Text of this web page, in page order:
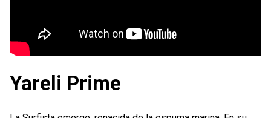
Yareli Prime